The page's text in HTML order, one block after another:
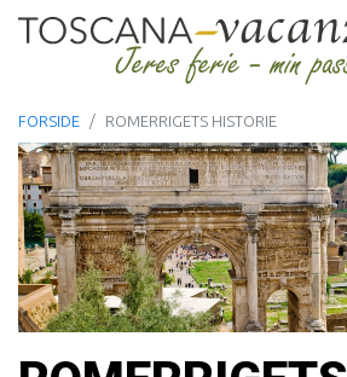
FORSIDE ROMERRIGETS HISTORIE